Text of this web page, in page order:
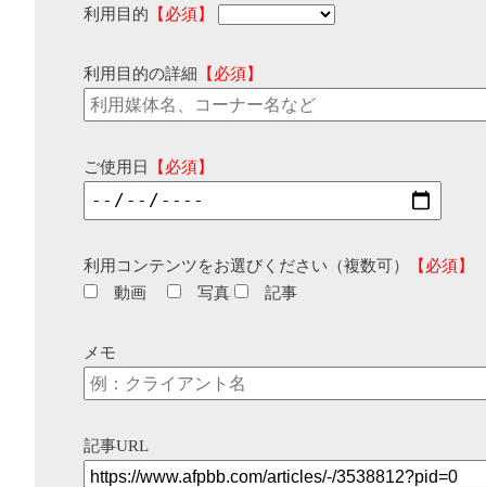
利用目的 【必須】
利用目的の詳細 【必須】
ご使用日 【必須】
利用コンテンツをお選びください（複数可）
【必須】
動画
写真 記事
メモ
記事URL